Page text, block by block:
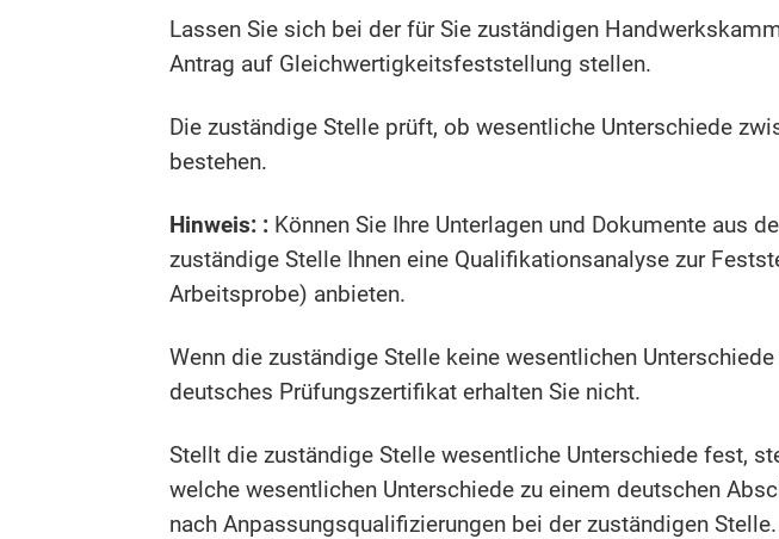
Lassen Sie sich bei der für Sie zuständigen
Antrag auf Gleichwertigkeitsfeststellung stellen.
Die zuständige Stelle prüft, ob wesentliche Unterschiede
bestehen.
Hinweis: : Können Sie Ihre Unterlagen und Dokumente aus
zuständige Stelle Ihnen eine Qualifikationsanalyse zur
Arbeitsprobe) anbieten.
Wenn die zuständige Stelle keine wesentlichen
deutsches Prüfungszertifikat erhalten Sie nicht.
Stellt die zuständige Stelle wesentliche Unterschiede fest,
welche wesentlichen Unterschiede zu einem deutschen
nach Anpassungsqualifizierungen bei der zuständigen Stelle.